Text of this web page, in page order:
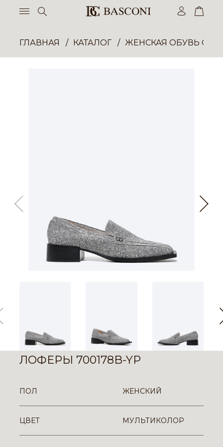
ГЛАВНАЯ КАТАЛОГ ЖЕНСКАЯ ОБУВЬ
ЛОФЕРЫ 700178B-YP
ПОЛ ЖЕНСКИЙ
ЦВЕТ МУЛЬТИКОЛОР